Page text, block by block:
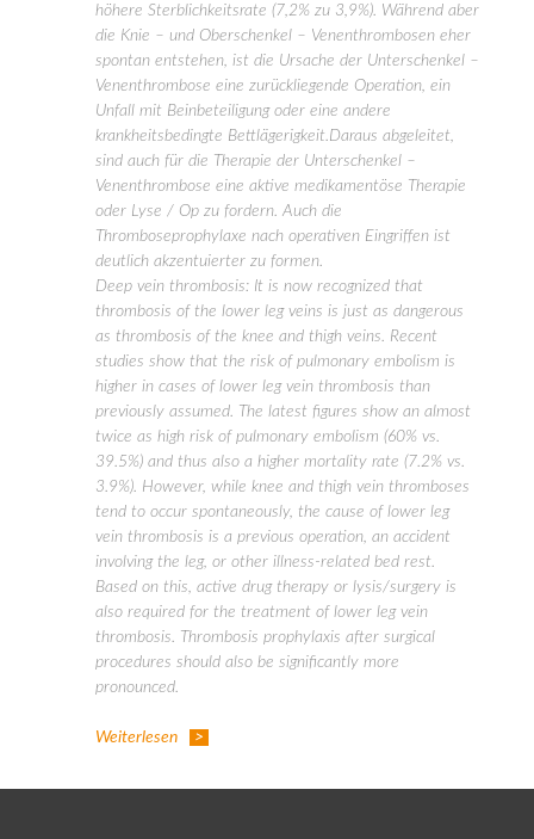
höhere Sterblichkeitsrate (7,2% zu 3,9%). Während aber
die Knie – und Oberschenkel – Venenthrombosen eher
spontan entstehen, ist die Ursache der Unterschenkel –
Venenthrombose eine zurückliegende Operation, ein
Unfall mit Beinbeteiligung oder eine andere
krankheitsbedingte Bettlägerigkeit.Daraus abgeleitet,
sind auch für die Therapie der Unterschenkel –
Venenthrombose eine aktive medikamentöse Therapie
oder Lyse / Op zu fordern. Auch die
Thromboseprophylaxe nach operativen Eingriffen ist
deutlich akzentuierter zu formen.
Deep vein thrombosis: It is now recognized that
thrombosis of the lower leg veins is just as dangerous
as thrombosis of the knee and thigh veins. Recent
studies show that the risk of pulmonary embolism is
higher in cases of lower leg vein thrombosis than
previously assumed. The latest figures show an almost
twice as high risk of pulmonary embolism (60% vs.
39.5%) and thus also a higher mortality rate (7.2% vs.
3.9%). However, while knee and thigh vein thromboses
tend to occur spontaneously, the cause of lower leg
vein thrombosis is a previous operation, an accident
involving the leg, or other illness-related bed rest.
Based on this, active drug therapy or lysis/surgery is
also required for the treatment of lower leg vein
thrombosis. Thrombosis prophylaxis after surgical
procedures should also be significantly more
pronounced.
Weiterlesen